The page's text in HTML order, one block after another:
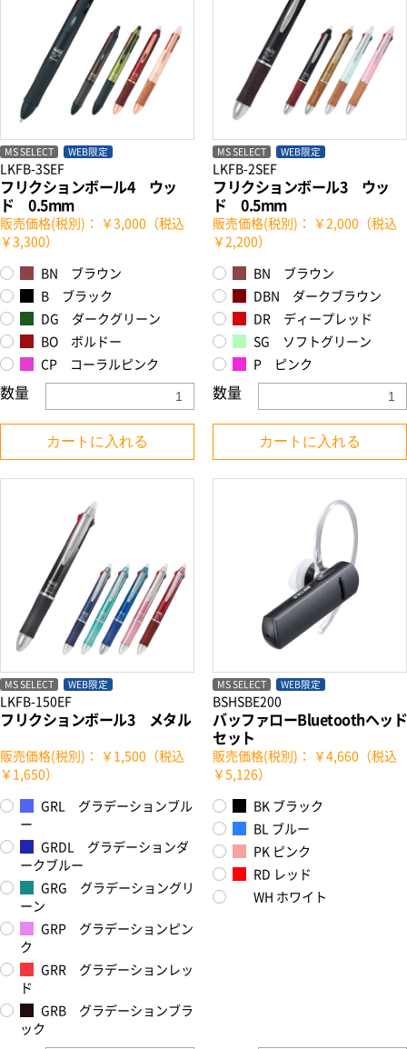
MS SELECT WEB限定
LKFB-3SEF
フリクションボール4 ウッ
ド 0.5mm
販売価格(税別)： ￥3,000（税込
￥3,300）
BN ブラウン
B ブラック
DG ダークグリーン
BO ボルドー
CP コーラルピンク
数量
カートに入れる
MS SELECT WEB限定
LKFB-2SEF
フリクションボール3 ウッ
ド 0.5mm
販売価格(税別)： ￥2,000（税込
￥2,200）
BN ブラウン
DBN ダークブラウン
DR ディープレッド
SG ソフトグリーン
P ピンク
数量
カートに入れる
MS SELECT WEB限定
LKFB-150EF
フリクションボール3 メタル
販売価格(税別)： ￥1,500（税込
￥1,650）
GRL グラデーションブル
ー
GRDL グラデーションダ
ークブルー
GRG グラデーショングリ
ーン
GRP グラデーションピン
ク
GRR グラデーションレッ
ド
GRB グラデーションブラ
ック
MS SELECT WEB限定
BSHSBE200
バッファローBluetoothヘッド
セット
販売価格(税別)： ￥4,660（税込
￥5,126）
BK ブラック
BL ブルー
PK ピンク
RD レッド
WH ホワイト
お買い物を続ける カートへ進む